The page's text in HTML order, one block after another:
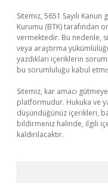
Sitemiz, 5651 Sayılı
Kurumu (BTK) tarafından
vermektedir. Bu nedenle,
veya araştırma
yazdıkları içeriklerin
bu sorumluluğu kabul
Sitemiz, kar amacı
platformudur. Hukuka ve
düşündüğünüz içerikleri,
bildirmeniz halinde, ilgili
kaldırılacaktır.